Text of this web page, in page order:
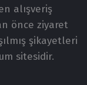
alışveriş
önce ziyaret
şikayetleri
sitesidir.